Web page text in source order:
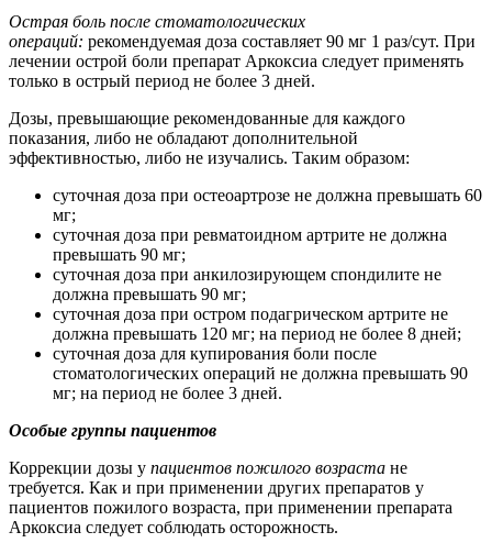
Острая боль после стоматологических
операций: рекомендуемая доза составляет 90 мг 1 раз/сут. При
лечении острой боли препарат Аркоксиа следует применять
только в острый период не более 3 дней.
Дозы, превышающие рекомендованные для каждого
показания, либо не обладают дополнительной
эффективностью, либо не изучались. Таким образом:
суточная доза при остеоартрозе не должна превышать 60
мг;
суточная доза при ревматоидном артрите не должна
превышать 90 мг;
суточная доза при анкилозирующем спондилите не
должна превышать 90 мг;
суточная доза при остром подагрическом артрите не
должна превышать 120 мг; на период не более 8 дней;
суточная доза для купирования боли после
стоматологических операций не должна превышать 90
мг; на период не более 3 дней.
Особые группы пациентов
Коррекции дозы у пациентов пожилого возраста не
требуется. Как и при применении других препаратов у
пациентов пожилого возраста, при применении препарата
Аркоксиа следует соблюдать осторожность.